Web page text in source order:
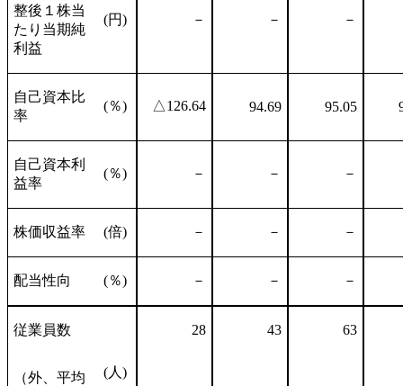
整後１株当
たり当期純
利益
(円) － － －
自己資本比
率
(％) △126.64 94.69 95.05
自己資本利
益率
(％) － － －
株価収益率 (倍) － － －
配当性向 (％) － － －
従業員数
(人)
28 43 63
（外、平均